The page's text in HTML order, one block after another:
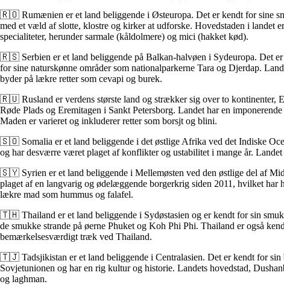
🇷🇴 Rumænien er et land beliggende i Østeuropa. Det er kendt for sine
med et væld af slotte, klostre og kirker at udforske. Hovedstaden i landet
specialiteter, herunder sarmale (kåldolmere) og mici (hakket kød).
🇷🇸 Serbien er et land beliggende på Balkan-halvøen i Sydeuropa. Det
for sine naturskønne områder som nationalparkerne Tara og Djerdap.
byder på lækre retter som cevapi og burek.
🇷🇺 Rusland er verdens største land og strækker sig over to kontinenter,
Røde Plads og Eremitagen i Sankt Petersborg. Landet har en
Maden er varieret og inkluderer retter som borsjt og blini.
🇸🇴 Somalia er et land beliggende i det østlige Afrika ved det Indiske
og har desværre været plaget af konflikter og ustabilitet i mange år.
🇸🇾 Syrien er et land beliggende i Mellemøsten ved den østlige del af
plaget af en langvarig og ødelæggende borgerkrig siden 2011, hvilket
lækre mad som hummus og falafel.
🇹🇭 Thailand er et land beliggende i Sydøstasien og er kendt for sin
de smukke strande på øerne Phuket og Koh Phi Phi. Thailand er også
bemærkelsesværdigt træk ved Thailand.
🇹🇯 Tadsjikistan er et land beliggende i Centralasien. Det er kendt for sin
Sovjetunionen og har en rig kultur og historie. Landets hovedstad,
og laghman.